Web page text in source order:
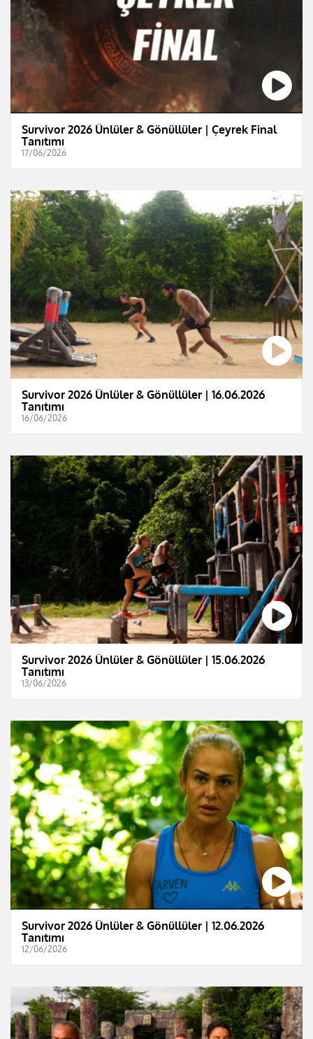
Survivor 2026 Ünlüler & Gönüllüler | Çeyrek Final
Tanıtımı
17/06/2026
Survivor 2026 Ünlüler & Gönüllüler | 16.06.2026
Tanıtımı
16/06/2026
Survivor 2026 Ünlüler & Gönüllüler | 15.06.2026
Tanıtımı
13/06/2026
Survivor 2026 Ünlüler & Gönüllüler | 12.06.2026
Tanıtımı
12/06/2026